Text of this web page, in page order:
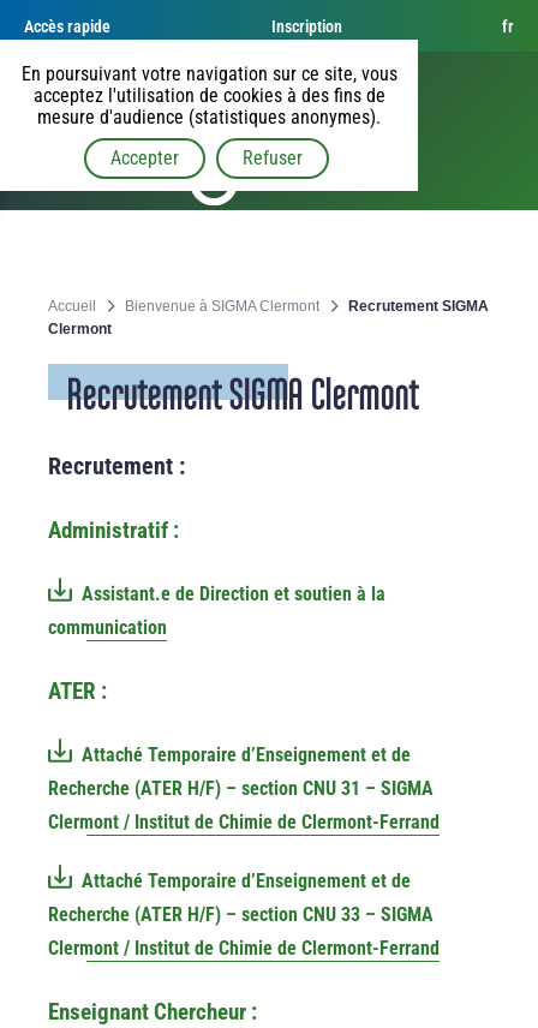
En poursuivant votre navigation sur ce site, vous
acceptez l'utilisation de cookies à des fins de
mesure d'audience (statistiques anonymes).
Accepter
Refuser
Accès rapide Inscription fr
Accueil Bienvenue à SIGMA Clermont
Recrutement SIGMA
Clermont
Recrutement SIGMA Clermont
Recrutement :
Administratif :
Assistant.e de Direction et soutien à la
communication
ATER :
Attaché Temporaire d’Enseignement et de
Recherche (ATER H/F) – section CNU 31 – SIGMA
Clermont / Institut de Chimie de Clermont-Ferrand
Attaché Temporaire d’Enseignement et de
Recherche (ATER H/F) – section CNU 33 – SIGMA
Clermont / Institut de Chimie de Clermont-Ferrand
Enseignant Chercheur :